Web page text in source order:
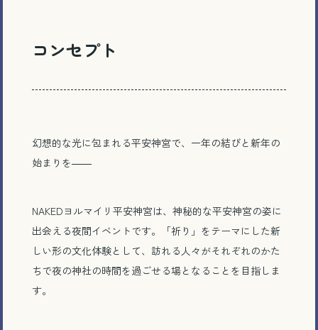
コンセプト
幻想的な光に包まれる平安神宮で、一年の結びと新年の
始まりを――
NAKEDヨルマイリ平安神宮は、神秘的な平安神宮の姿に
出会える夜間イベントです。「祈り」をテーマにした新
しい形の文化体験として、訪れる人々がそれぞれのかた
ちで夜の神社の時間を過ごせる場となることを目指しま
す。